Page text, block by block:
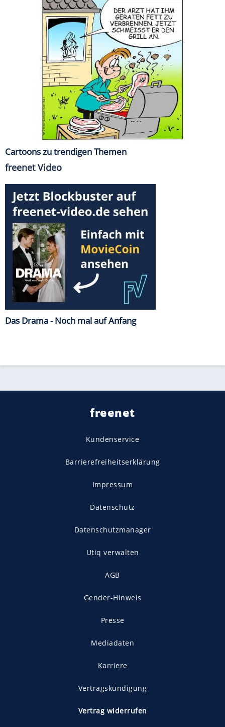
Cartoons zu trendigen Themen
freenet Video
Das Drama - Noch mal auf Anfang
freenet
Kundenservice
Barrierefreiheitserklärung
Impressum
Datenschutz
Datenschutzmanager
Utiq verwalten
AGB
Gender-Hinweis
Presse
Mediadaten
Karriere
Vertragskündigung
Vertrag widerrufen